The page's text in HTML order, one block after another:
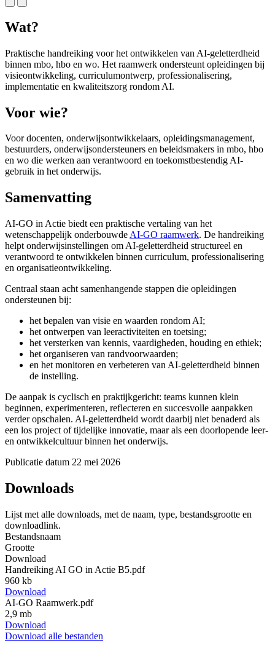
Wat?
Praktische handreiking voor het ontwikkelen van AI-geletterdheid
binnen mbo, hbo en wo. Het raamwerk ondersteunt opleidingen bij
visieontwikkeling, curriculumontwerp, professionalisering,
implementatie en kwaliteitszorg rondom AI.
Voor wie?
Voor docenten, onderwijsontwikkelaars, opleidingsmanagement,
bestuurders, onderwijsondersteuners en beleidsmakers in mbo, hbo
en wo die werken aan verantwoord en toekomstbestendig AI-
gebruik in het onderwijs.
Samenvatting
AI-GO in Actie biedt een praktische vertaling van het
wetenschappelijk onderbouwde AI-GO raamwerk. De handreiking
helpt onderwijsinstellingen om AI-geletterdheid structureel en
verantwoord te ontwikkelen binnen curriculum, professionalisering
en organisatieontwikkeling.
Centraal staan acht samenhangende stappen die opleidingen
ondersteunen bij:
het bepalen van visie en waarden rondom AI;
het ontwerpen van leeractiviteiten en toetsing;
het versterken van kennis, vaardigheden, houding en ethiek;
het organiseren van randvoorwaarden;
en het monitoren en verbeteren van AI-geletterdheid binnen
de instelling.
De aanpak is cyclisch en praktijkgericht: teams kunnen klein
beginnen, experimenteren, reflecteren en succesvolle aanpakken
verder opschalen. AI-geletterdheid wordt daarbij niet benaderd als
een los project of tijdelijke innovatie, maar als een doorlopende leer-
en ontwikkelcultuur binnen het onderwijs.
Publicatie datum 22 mei 2026
Downloads
Lijst met alle downloads, met de naam, type, bestandsgrootte en
downloadlink.
Bestandsnaam
Grootte
Download
Handreiking AI GO in Actie B5.pdf
960 kb
Download
AI-GO Raamwerk.pdf
2,9 mb
Download
Download alle bestanden